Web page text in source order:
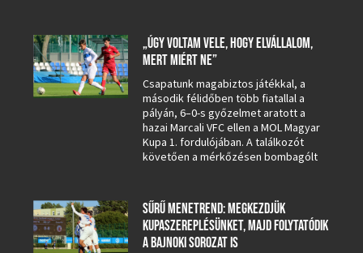
„ÚGY VOLTAM VELE, HOGY ELVÁLLALOM,
MERT MIÉRT NE”
Csapatunk magabiztos játékkal, a
második félidőben több fiatallal a
pályán, 6–0-s győzelmet aratott a
hazai Marcali VFC ellen a MOL Magyar
Kupa 1. fordulójában. A találkozót
követően a mérkőzésen bombagólt
SŰRŰ MENETREND: MEGKEZDJÜK
KUPASZEREPLÉSÜNKET, MAJD FOLYTATÓDIK
A BAJNOKI SOROZAT IS